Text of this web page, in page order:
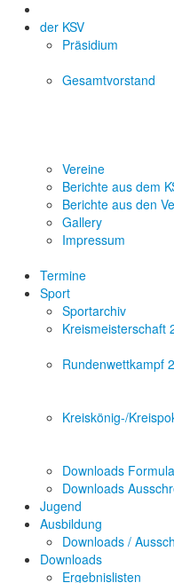
der KSV
Präsidium
Gesamtvorstand
Vereine
Berichte aus dem
Berichte aus den
Gallery
Impressum
Termine
Sport
Sportarchiv
Kreismeisterschaft
Rundenwettkampf
Kreiskönig-/
Downloads
Downloads
Jugend
Ausbildung
Downloads /
Downloads
Ergebnislisten